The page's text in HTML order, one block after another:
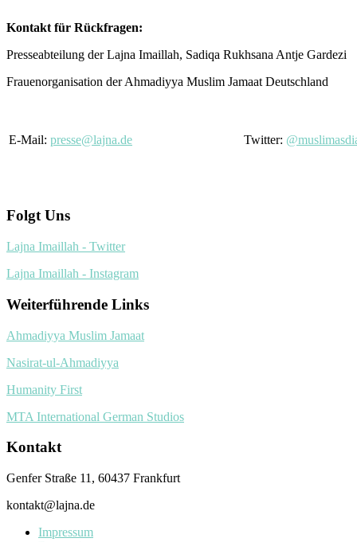
Kontakt für Rückfragen:
Presseabteilung der Lajna Imaillah, Sadiqa Rukhsana Antje Gardezi
Frauenorganisation der Ahmadiyya Muslim Jamaat Deutschland
E-Mail: presse@lajna.de Twitter:
Folgt Uns
Lajna Imaillah - Twitter
Lajna Imaillah - Instagram
Weiterführende Links
Ahmadiyya Muslim Jamaat
Nasirat-ul-Ahmadiyya
Humanity First
MTA International German Studios
Kontakt
Genfer Straße 11, 60437 Frankfurt
kontakt@lajna.de
Impressum